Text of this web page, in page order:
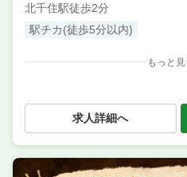
北千住駅徒歩2分
駅チカ(徒歩5分以内)
もっと見
料理長候補（シェフ・板
スタッフ・板前 ／ サー
居酒屋 酒場 煮こみ つく
東京都足立区千住１丁目
求人詳細へ